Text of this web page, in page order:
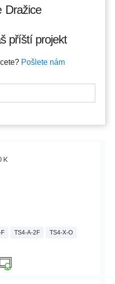
Dražice
příští projekt
Pošlete nám
K
TS4-A-2F TS4-X-O